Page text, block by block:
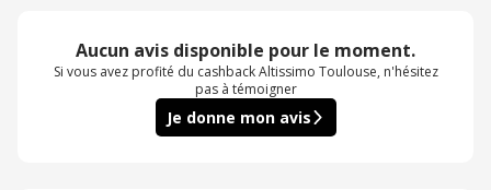
Aucun avis disponible pour le moment.
Si vous avez profité du cashback Altissimo Toulouse, n'hésitez
pas à témoigner
Je donne mon avis